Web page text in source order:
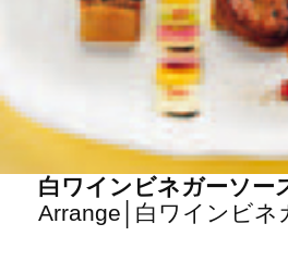
白ワインビネガーソー
Arrange│白ワインビネ